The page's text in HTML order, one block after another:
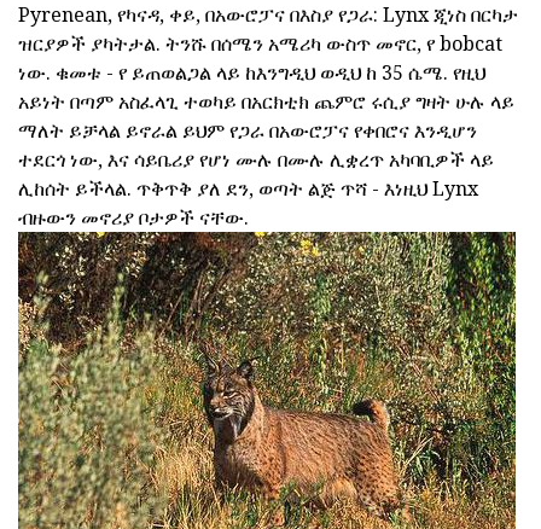
Pyrenean, የካናዳ, ቀይ, በአውሮፓና በእስያ የጋራ: Lynx ጂነስ በርካታ
ዝርያዎች ያካትታል. ትንሹ በሰሜን አሜሪካ ውስጥ መኖር, የ bobcat
ነው. ቁመቱ - የ ይጠወልጋል ላይ ከእንግዲህ ወዲህ ከ 35 ሴሜ. የዚህ
አይነት በጣም አስፈላጊ ተወካይ በአርክቲክ ጨምሮ ሩሲያ ግዛት ሁሉ ላይ
ማለት ይቻላል ይኖራል ይህም የጋራ በአውሮፓና የቀበሮና እንዲሆን
ተደርጎ ነው, እና ሳይቤሪያ የሆነ ሙሉ በሙሉ ሊቋረጥ አካባቢዎች ላይ
ሊከሰት ይችላል. ጥቅጥቅ ያለ ደን, ወጣት ልጅ ጥሻ - እነዚህ Lynx
ብዙውን መኖሪያ ቦታዎች ናቸው.